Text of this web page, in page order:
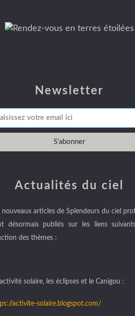
Newsletter
Actualités du ciel
nouveaux articles de Splendeurs du ciel
désormais publiés sur les liens
des thèmes :
solaire, les éclipses et le Canigou :
activite-solaire.blogspot.com/